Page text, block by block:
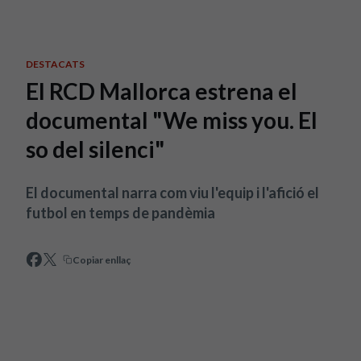
DESTACATS
El RCD Mallorca estrena el
documental "We miss you. El
so del silenci"
El documental narra com viu l'equip i l'afició el
futbol en temps de pandèmia
Copiar enllaç